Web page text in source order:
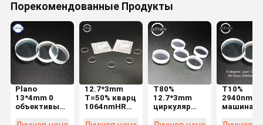
Порекомендованные Продукты
Plano
13*4mm 0
объективы
12.7*3mm
T=50% кварц
1064nmHR
T80%
12.7*3mm
циркуляр
T10%
2940nmHR
машина